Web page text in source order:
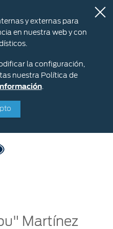
y externas para
en nuestra web y con
la configuración,
nuestra Política de
.
Martínez